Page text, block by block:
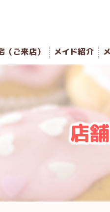
（ご来店） メイド紹介
店